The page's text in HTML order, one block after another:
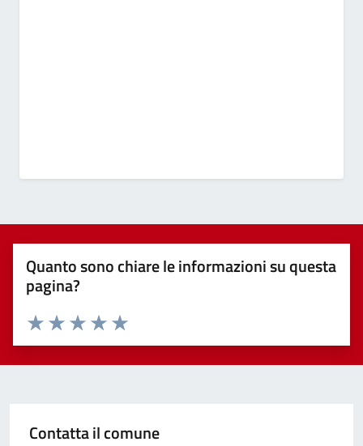
Quanto sono chiare le informazioni su questa
pagina?
Valuta 5 stelle su 5
Valuta 4 stelle su 5
Valuta 3 stelle su 5
Valuta 2 stelle su 5
Valuta 1 stelle su 5
Contatta il comune